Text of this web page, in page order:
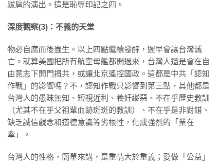
跋扈的演出。這是恥辱印記之四。
深度觀察(3) ：不義的天堂
物必自腐而後蟲生。以上四點繼續發酵，遲早會讓台灣滅
亡。就算美國把所有航空母艦都開過來，台灣人還是會在自
由意志下開門揖共，或讓北京遙控國政。這都是中共「認知
作戰」的影響嗎？不，認知作戰只影響到第三點，其他都是
台灣人的愚昧無知、短視近利、養奸縱惡、不在乎歷史教訓
（尤其不在乎父祖輩血跡斑斑的教訓）、不在乎是非對錯、
缺乏誠信觀念和道德意識等劣根性，化成強烈的「業在
牽」。
台灣人的性格，簡單來講，是重情大於重義；愛做「公益」